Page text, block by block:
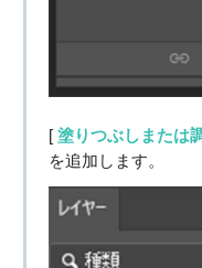
[ 塗りつぶしまたは
を追加します。